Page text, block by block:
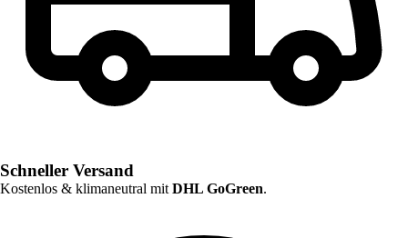
Schneller Versand
Kostenlos & klimaneutral mit DHL GoGreen.